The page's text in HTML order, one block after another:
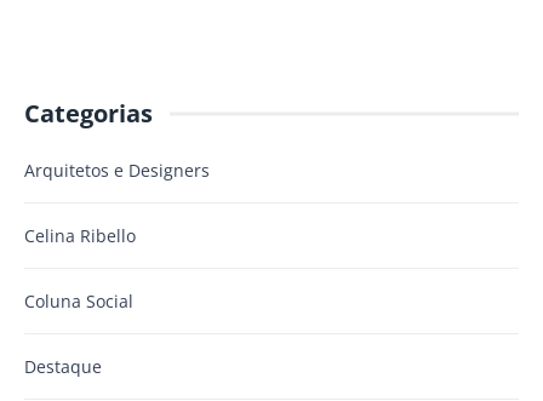
Categorias
Arquitetos e Designers
Celina Ribello
Coluna Social
Destaque